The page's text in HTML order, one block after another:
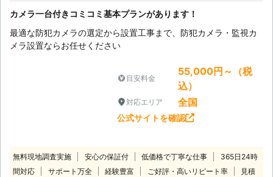
カメラ一台付きコミコミ基本プランがあります！
最適な防犯カメラの選定から設置工事まで、防犯カメラ・監視カ
メラ設置ならお任せください
目安料金
55,000円～（税
込）
対応エリア 全国
公式サイトを確認
無料現地調査実施 安心の保証付 低価格で丁寧な仕事
365日24時
間対応
サポート万全 経験豊富 ご好評・高いリピート率
見積